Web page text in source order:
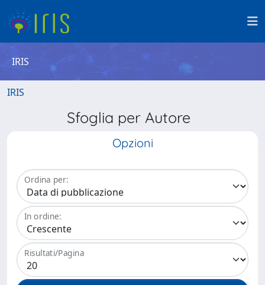
IRIS
IRIS
Sfoglia per Autore
Opzioni
Ordina per:
In ordine:
Risultati/Pagina